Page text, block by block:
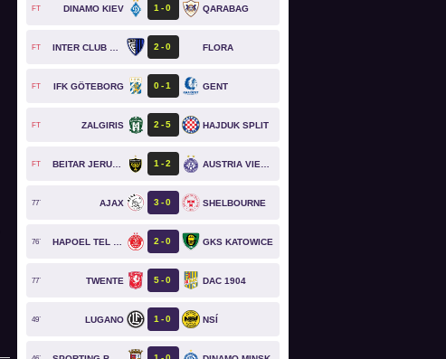
FT DINAMO KIEV 1 0 QARABAG
FT 2 0 FLORA
FT IFK GÖTEBORG 0 1 GENT
FT ZALGIRIS 2 5 HAJDUK SPLIT
FT 1 2
77` AJAX 3 0 SHELBOURNE
76` 2 0 GKS KATOWICE
77` TWENTE 5 0 DAC 1904
49` LUGANO 1 0 NSÍ